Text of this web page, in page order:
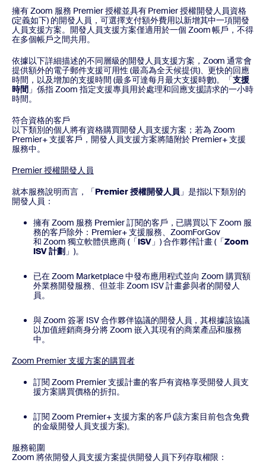
擁有 Zoom 服務 Premier 授權並具有 Premier 授權開發人員資格
(定義如下) 的開發人員，可選擇支付額外費用以新增其中一項開發
人員支援方案。開發人員支援方案僅適用於一個 Zoom 帳戶，不得
在多個帳戶之間共用。
依據以下詳細描述的不同層級的開發人員支援方案，Zoom 通常會
提供額外的電子郵件支援可用性 (最高為全天候提供)、更快的回應
時間，以及增加的支援時間 (最多可達每月最大支援時數)。「支援
時間」係指 Zoom 指定支援專員用於處理和回應支援請求的一小時
時間。
符合資格的客戶
以下類別的個人將有資格購買開發人員支援方案；若為 Zoom
Premier+ 支援客戶，開發人員支援方案將隨附於 Premier+ 支援
服務中。
Premier 授權開發人員
就本服務說明而言，「Premier 授權開發人員 」是指以下類別的
開發人員：
擁有 Zoom 服務 Premier 訂閱的客戶，已購買以下 Zoom 服
務的客戶除外：Premier+ 支援服務、ZoomForGov
和 Zoom 獨立軟體供應商 (「ISV」) 合作夥伴計畫 (「Zoom
ISV 計劃」)。
已在 Zoom Marketplace 中發布應用程式並向 Zoom 購買額
外業務開發服務、但並非 Zoom ISV 計畫參與者的開發人
員。
與 Zoom 簽署 ISV 合作夥伴協議的開發人員，其根據該協議
以加值經銷商身分將 Zoom 嵌入其現有的商業產品和服務
中。
Zoom Premier 支援方案的購買者
訂閱 Zoom Premier 支援計畫的客戶有資格享受開發人員支
援方案購買價格的折扣。
訂閱 Zoom Premier+ 支援方案的客戶 (該方案目前包含免費
的金級開發人員支援方案)。
服務範圍
Zoom 將依開發人員支援方案提供開發人員下列存取權限：